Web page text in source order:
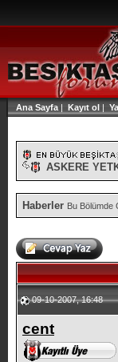
Ana Sayfa | Kayıt ol |
ASKERE
Haberler Bu Bölümde
09-10-2007, 16:48
cent